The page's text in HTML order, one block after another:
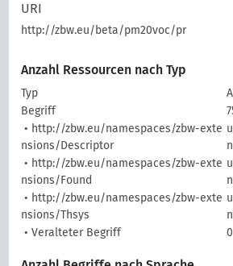
URI
http://zbw.eu/beta/pm20voc/pr
Anzahl Ressourcen nach Typ
Typ
Begriff
• http://zbw.eu/namespaces/zbw-exte
nsions/Descriptor
• http://zbw.eu/namespaces/zbw-exte
nsions/Found
• http://zbw.eu/namespaces/zbw-exte
nsions/Thsys
• Veralteter Begriff
0